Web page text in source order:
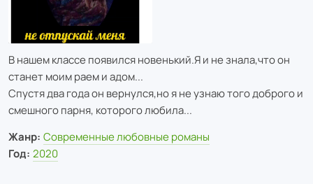
В нашем классе появился новенький.Я и не знала,что он
станет моим раем и адом...
Спустя два года он вернулся,но я не узнаю того доброго и
смешного парня, которого любила...
Жанр: Современные любовные романы
Год: 2020